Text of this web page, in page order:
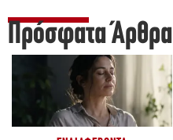
Πρόσφατα Άρθρα